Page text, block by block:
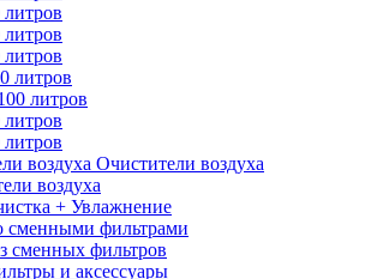
литров
литров
литров
литров
литров
литров
литров
Очистители воздуха
воздуха
+ Увлажнение
сменными фильтрами
сменных фильтров
и аксессуары